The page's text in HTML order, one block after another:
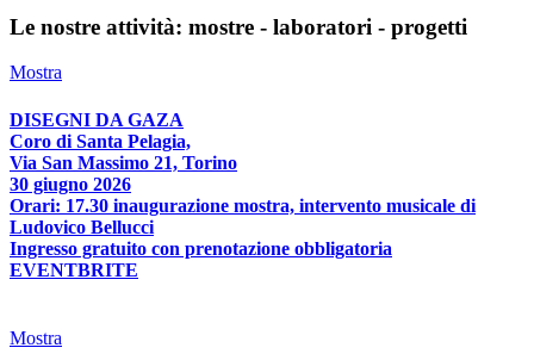
Le nostre attività: mostre - laboratori - progetti
Mostra
DISEGNI DA GAZA
Coro di Santa Pelagia,
Via San Massimo 21, Torino
30 giugno 2026
Orari: 17.30 inaugurazione mostra, intervento musicale di
Ludovico Bellucci
Ingresso gratuito con prenotazione obbligatoria
EVENTBRITE
Mostra